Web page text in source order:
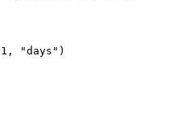
"days")